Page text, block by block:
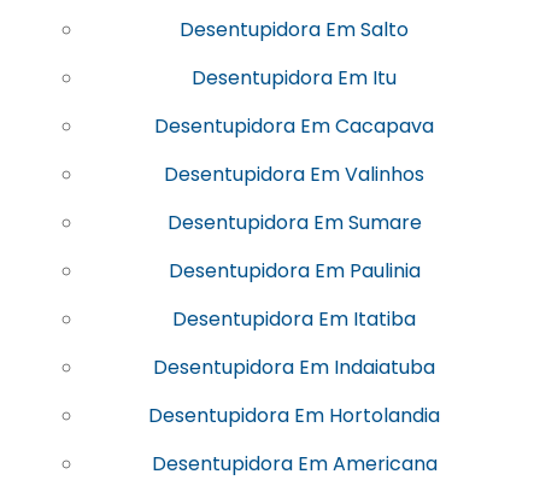
Desentupidora Em Salto
Desentupidora Em Itu
Desentupidora Em Cacapava
Desentupidora Em Valinhos
Desentupidora Em Sumare
Desentupidora Em Paulinia
Desentupidora Em Itatiba
Desentupidora Em Indaiatuba
Desentupidora Em Hortolandia
Desentupidora Em Americana